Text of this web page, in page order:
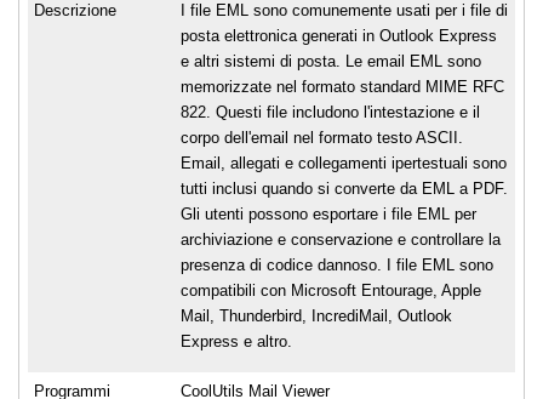
Descrizione
I file EML sono comunemente usati per i file di
posta elettronica generati in Outlook Express
e altri sistemi di posta. Le email EML sono
memorizzate nel formato standard MIME RFC
822. Questi file includono l'intestazione e il
corpo dell'email nel formato testo ASCII.
Email, allegati e collegamenti ipertestuali sono
tutti inclusi quando si converte da EML a PDF.
Gli utenti possono esportare i file EML per
archiviazione e conservazione e controllare la
presenza di codice dannoso. I file EML sono
compatibili con Microsoft Entourage, Apple
Mail, Thunderbird, IncrediMail, Outlook
Express e altro.
Programmi
CoolUtils Mail Viewer